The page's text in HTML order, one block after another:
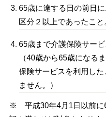
65歳に達する日の前日
区分２以上であったこと
65歳まで介護保険サー
（40歳から65歳になる
保険サービスを利用し
ません。）
※ 平成30年4月1日以前に